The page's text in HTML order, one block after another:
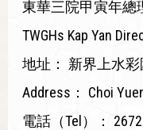
東華三院甲寅年總
TWGHs Kap Yan
地址：
新界上水彩
Address：
Choi
電話（Tel）：